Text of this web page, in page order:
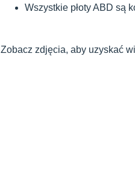
Wszystkie płoty ABD są
Zobacz zdjęcia, aby uzyskać